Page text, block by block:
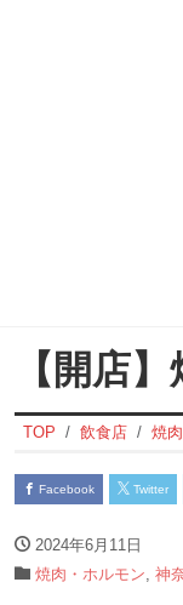
【開店
TOP 飲食店 焼
Facebook Twitter
2024年6月11日
焼肉・ホルモン 神